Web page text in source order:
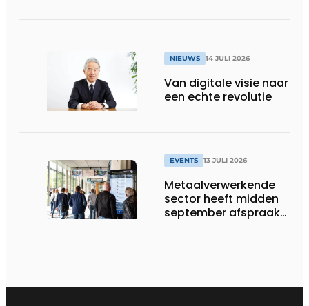
NIEUWS 14 JULI 2026
Van digitale visie naar
een echte revolutie
EVENTS 13 JULI 2026
Metaalverwerkende
sector heeft midden
september afspraak